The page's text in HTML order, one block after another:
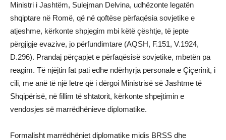
Ministri i Jashtëm, Sulejman Delvina, udhëzonte legatën
shqiptare në Romë, që në qoftëse përfaqësia sovjetike e
atjeshme, kërkonte shpjegim mbi këtë çështje, të jepte
përgjigje evazive, jo përfundimtare (AQSH, F.151, V.1924,
D.296). Prandaj përçapjet e përfaqësisë sovjetike, mbetën pa
reagim. Të njëjtin fat pati edhe ndërhyrja personale e Çiçerinit, i
cili, me anë të një letre që i dërgoi Ministrisë së Jashtme të
Shqipërisë, në fillim të shtatorit, kërkonte shpejtimin e
vendosjes së marrëdhënieve diplomatike.
Formalisht marrëdhëniet diplomatike midis BRSS dhe